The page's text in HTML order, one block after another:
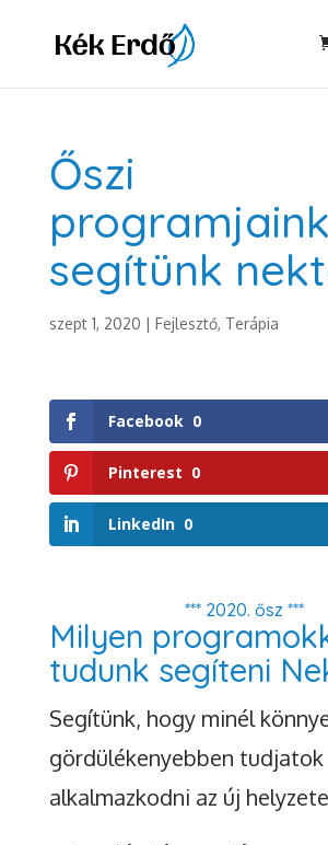
Őszi
segítünk
szept 1, 2020 | Fejlesztő, Terápia
Facebook 0
Pinterest 0
LinkedIn 0
*** 2020. ősz ***
Milyen
tudunk segíteni
Segítünk, hogy minél
gördülékenyebben tudjatok
alkalmazkodni az új